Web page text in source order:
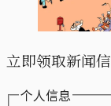
立即领取新闻信
个人信息